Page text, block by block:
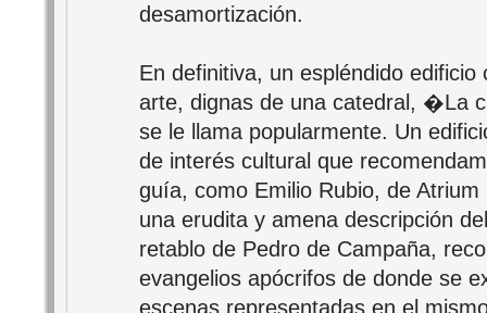
desamortización.
En definitiva, un espléndido
arte, dignas de una catedral, �La
se le llama popularmente. Un
de interés cultural que
guía, como Emilio Rubio, de
una erudita y amena descripción
retablo de Pedro de Campaña,
evangelios apócrifos de donde se
escenas representadas en el